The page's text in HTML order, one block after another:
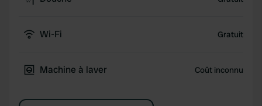
Wi-Fi Gratuit
Machine à laver Coût inconnu